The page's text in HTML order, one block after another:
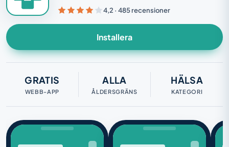
4,2 · 485 recensioner
Installera
GRATIS
WEBB-APP
ALLA
ÅLDERSGRÄNS
HÄLSA
KATEGORI